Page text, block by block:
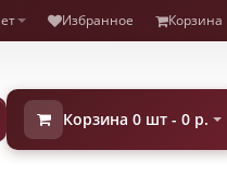
Избранное Корзина
Корзина 0 шт - 0 р.